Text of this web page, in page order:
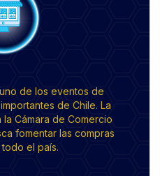
de los eventos de
de Chile. La
Cámara de Comercio
fomentar las compras
el país.